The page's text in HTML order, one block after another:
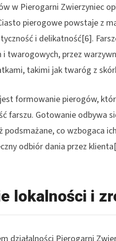
w Pierogarni Zwierzyniec
pierogowe powstaje z
i delikatność[6].
i twarogowych, przez
takimi jak twaróg z
formowanie pierogów,
farszu. Gotowanie odbywa
podsmażane, co wzbogaca
odbiór dania przez
lokalności i